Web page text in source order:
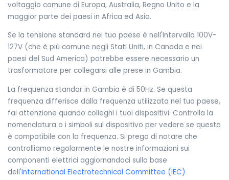
voltaggio comune di Europa, Australia, Regno Unito e la
maggior parte dei paesi in Africa ed Asia.
Se la tensione standard nel tuo paese è nell'intervallo 100V-
127V (che è più comune negli Stati Uniti, in Canada e nei
paesi del Sud America) potrebbe essere necessario un
trasformatore per collegarsi alle prese in Gambia.
La frequenza standar in Gambia è di 50Hz. Se questa
frequenza differisce dalla frequenza utilizzata nel tuo paese,
fai attenzione quando colleghi i tuoi dispositivi. Controlla la
nomenclatura o i simboli sul dispositivo per vedere se questo
è compatibile con la frequenza. Si prega di notare che
controlliamo regolarmente le nostre informazioni sui
componenti elettrici aggiornandoci sulla base
dell'International Electrotechnical Committee (IEC)